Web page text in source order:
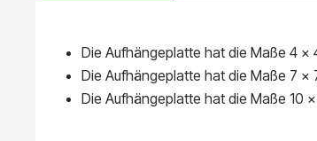
Die Aufhängeplatte hat die Maße 4 x
Die Aufhängeplatte hat die Maße 7 x
Die Aufhängeplatte hat die Maße 10